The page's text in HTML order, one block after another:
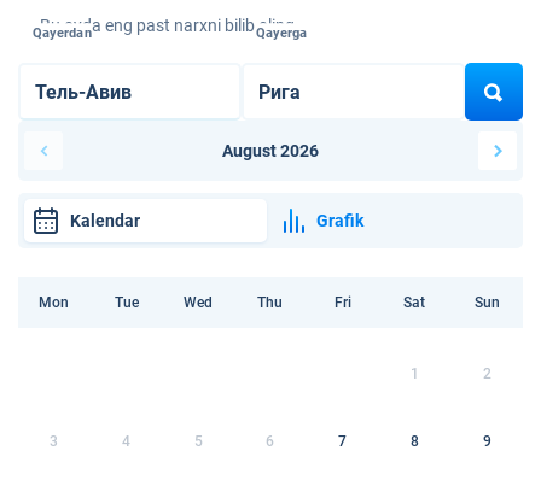
Bu oyda eng past narxni bilib oling
Qayerdan Qayerga
August 2026
Kalendar Grafik
Mon Tue Wed Thu Fri Sat Sun
1 2
3 4 5 6 7 8 9